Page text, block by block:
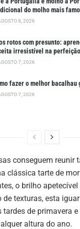
do molho mais
8, 2026
rotos com presunto:
irresistível na perfeição
7, 2026
fazer o melhor bacalhau
7, 2026
conseguem reunir
clássica tarte de
o brilho
texturas, esta
de primavera e
altura do ano.